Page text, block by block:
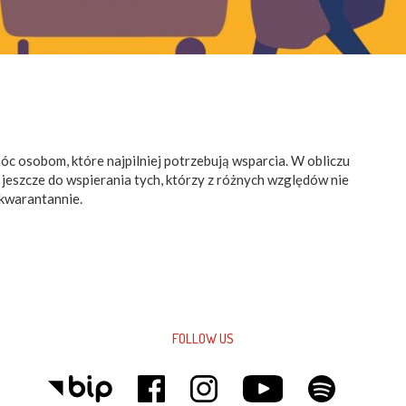
osobom, które najpilniej potrzebują wsparcia. W obliczu
do wspierania tych, którzy z różnych względów nie
FOLLOW US